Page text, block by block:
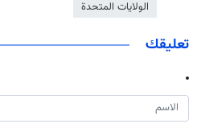
الولايات المتحدة
تعليقك